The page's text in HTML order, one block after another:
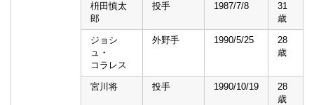
枡田慎太
郎
投手 1987/7/8
31
歳
ジョシ
ュ・
コラレス
外野手 1990/5/25
28
歳
宮川将 投手 1990/10/19
28
歳